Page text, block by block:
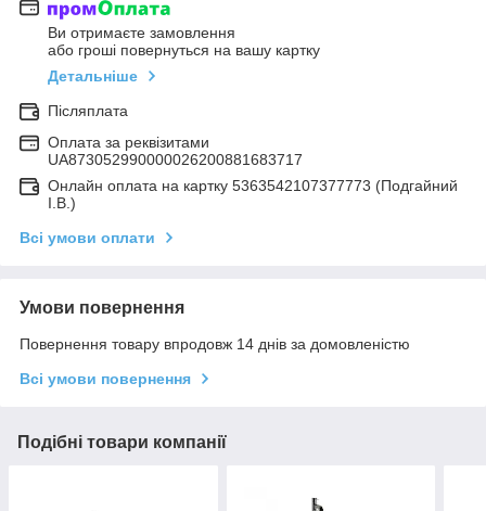
Ви отримаєте замовлення
або гроші повернуться на вашу картку
Детальніше
Післяплата
Оплата за реквізитами
UA873052990000026200881683717
Онлайн оплата на картку 5363542107377773 (Подгайний
І.В.)
Всі умови оплати
Умови повернення
Повернення товару впродовж 14 днів за домовленістю
Всі умови повернення
Подібні товари компанії